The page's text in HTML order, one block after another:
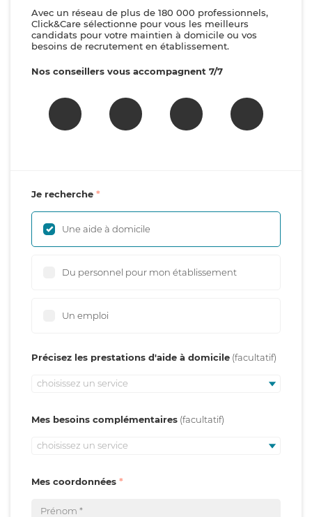
Avec un réseau de plus de 180 000 professionnels,
Click&Care sélectionne pour vous les meilleurs
candidats pour votre maintien à domicile ou vos
besoins de recrutement en établissement.
Nos conseillers vous accompagnent 7/7
Je recherche
Une aide à domicile
Du personnel pour mon établissement
Un emploi
Précisez les prestations d'aide à domicile
choisissez un service
Mes besoins complémentaires
choisissez un service
Mes coordonnées